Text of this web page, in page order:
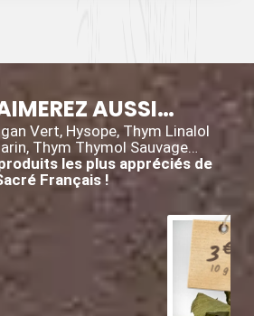
AUSSI…
Vert, Hysope, Thym Linalol
Thym Thymol Sauvage…
les plus appréciés de
Français !
3€
10 g